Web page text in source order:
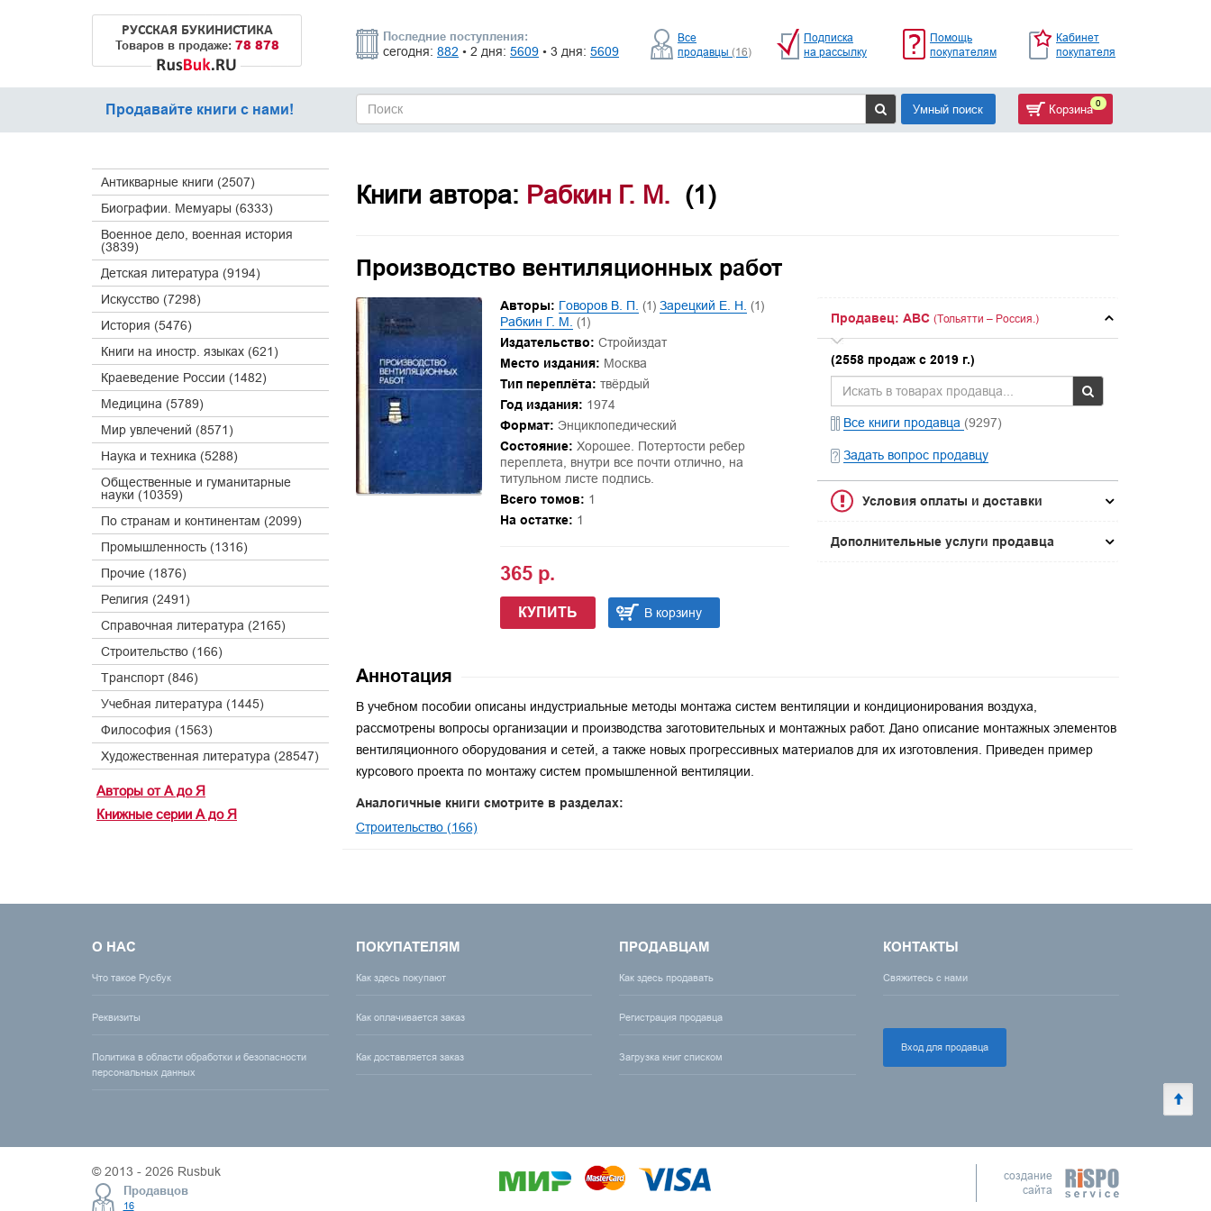
РУССКАЯ БУКИНИСТИКА
Товаров в продаже: 78 878
Последние поступления:
сегодня: 882 • 2 дня: 5609 • 3 дня: 5609
Все
продавцы (16)
Подписка
на рассылку
Помощь
покупателям
Кабинет
покупателя
Продавайте книги с нами! Умный поиск Корзина 0
Антикварные книги (2507)
Биографии. Мемуары (6333)
Военное дело, военная история
(3839)
Детская литература (9194)
Искусство (7298)
История (5476)
Книги на иностр. языках (621)
Краеведение России (1482)
Медицина (5789)
Мир увлечений (8571)
Наука и техника (5288)
Общественные и гуманитарные
науки (10359)
По странам и континентам (2099)
Промышленность (1316)
Прочие (1876)
Религия (2491)
Справочная литература (2165)
Строительство (166)
Транспорт (846)
Учебная литература (1445)
Философия (1563)
Художественная литература (28547)
Авторы от А до Я
Книжные серии А до Я
Книги автора: Рабкин Г. М. (1)
Производство вентиляционных работ
Авторы: Говоров В. П. (1) Зарецкий Е. Н. (1)
Рабкин Г. М. (1)
Издательство: Стройиздат
Место издания: Москва
Тип переплёта: твёрдый
Год издания: 1974
Формат: Энциклопедический
Состояние: Хорошее. Потертости ребер
переплета, внутри все почти отлично, на
титульном листе подпись.
Всего томов: 1
На остатке: 1
365 р.
КУПИТЬ В корзину
Продавец: ABC (Тольятти – Россия.)
(2558 продаж с 2019 г.)
Все книги продавца (9297)
Задать вопрос продавцу
Условия оплаты и доставки
Дополнительные услуги продавца
Аннотация
В учебном пособии описаны индустриальные методы монтажа систем вентиляции и кондиционирования воздуха,
рассмотрены вопросы организации и производства заготовительных и монтажных работ. Дано описание монтажных элементов
вентиляционного оборудования и сетей, а также новых прогрессивных материалов для их изготовления. Приведен пример
курсового проекта по монтажу систем промышленной вентиляции.
Аналогичные книги смотрите в разделах:
Строительство (166)
О НАС
Что такое Русбук
Реквизиты
Политика в области обработки и безопасности
персональных данных
ПОКУПАТЕЛЯМ
Как здесь покупают
Как оплачивается заказ
Как доставляется заказ
ПРОДАВЦАМ
Как здесь продавать
Регистрация продавца
Загрузка книг списком
КОНТАКТЫ
Свяжитесь с нами
Вход для продавца
© 2013 - 2026 Rusbuk
Продавцов
16
создание
сайта